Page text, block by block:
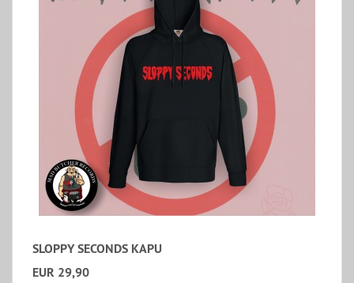
SLOPPY SECONDS KAPU
EUR 29,90